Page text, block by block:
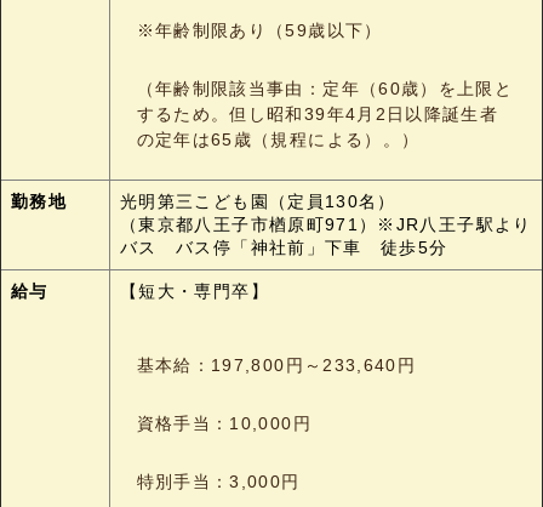
※年齢制限あり（59歳以下）
（年齢制限該当事由： 定年（60歳）を上限と
するため。但し昭和39年4月2日以降誕生者
の定年は65歳 （規程による）。）
勤務地
光明第三こども園（定員130名）
（東京都八王子市楢原町971）※JR八王子駅より
バス バス停「神社前」下車 徒歩5分
給与 【短大・専門卒】
基本給：197,800円～233,640円
資格手当：10,000円
特別手当：3,000円